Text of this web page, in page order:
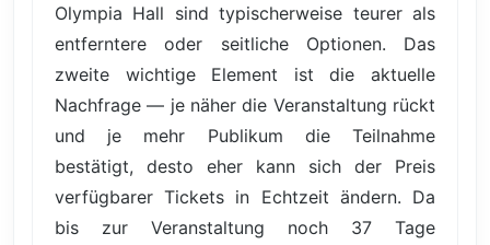
Olympia Hall sind typischerweise teurer als
entferntere oder seitliche Optionen. Das
zweite wichtige Element ist die aktuelle
Nachfrage — je näher die Veranstaltung rückt
und je mehr Publikum die Teilnahme
bestätigt, desto eher kann sich der Preis
verfügbarer Tickets in Echtzeit ändern. Da
bis zur Veranstaltung noch 37 Tage